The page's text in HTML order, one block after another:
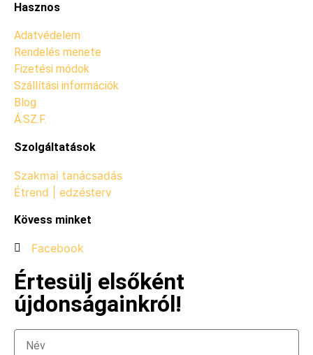
Hasznos
Adatvédelem
Rendelés menete
Fizetési módok
Szállítási információk
Blog
Á.SZ.F.
Szolgáltatások
Szakmai tanácsadás
Étrend | edzésterv
Kövess minket
Facebook
Értesülj elsőként
újdonságainkról!